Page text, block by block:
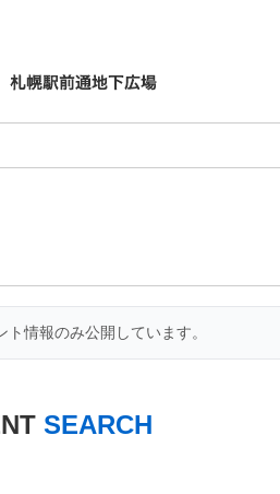
情報のみ公開しています。
SEARCH